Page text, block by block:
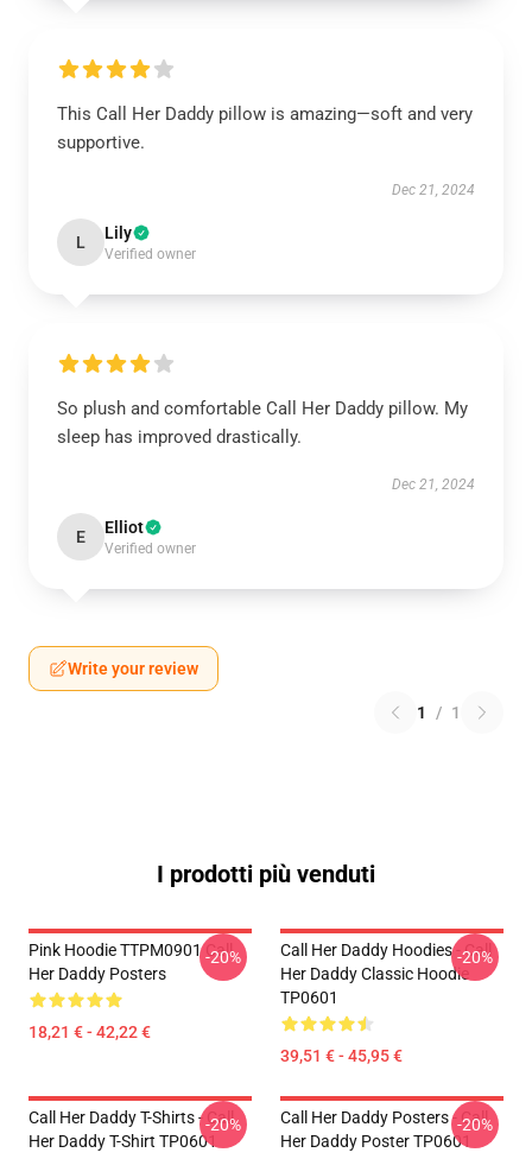
This Call Her Daddy pillow is amazing—soft and very
supportive.
Dec 21, 2024
L Lily
Verified owner
So plush and comfortable Call Her Daddy pillow. My
sleep has improved drastically.
Dec 21, 2024
E Elliot
Verified owner
Write your review
1 / 1
I prodotti più venduti
Pink Hoodie TTPM0901 Call
Her Daddy Posters
18,21 € - 42,22 €
-20%
Call Her Daddy Hoodies - Call
Her Daddy Classic Hoodie
TP0601
39,51 € - 45,95 €
-20%
Call Her Daddy T-Shirts - Call
Her Daddy T-Shirt TP0601
-20%
Call Her Daddy Posters - Call
Her Daddy Poster TP0601
-20%